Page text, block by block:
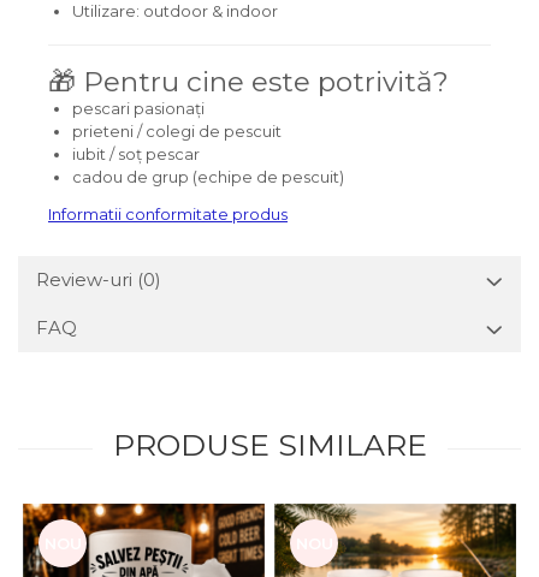
Utilizare: outdoor & indoor
🎁 Pentru cine este potrivită?
pescari pasionați
prieteni / colegi de pescuit
iubit / soț pescar
cadou de grup (echipe de pescuit)
Informatii conformitate produs
Review-uri (0)
FAQ
PRODUSE SIMILARE